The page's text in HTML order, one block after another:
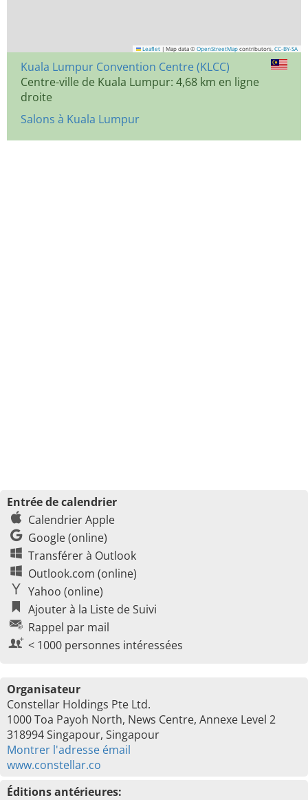
Leaflet | Map data © OpenStreetMap contributors, CC-BY-SA
Kuala Lumpur Convention Centre (KLCC)
Centre-ville de Kuala Lumpur: 4,68 km en ligne
droite
Salons à Kuala Lumpur
Entrée de calendrier
Calendrier Apple
Google (online)
Transférer à Outlook
Outlook.com (online)
Yahoo (online)
Ajouter à la Liste de Suivi
Rappel par mail
< 1000 personnes intéressées
Organisateur
Constellar Holdings Pte Ltd.
1000 Toa Payoh North, News Centre, Annexe Level 2
318994 Singapour, Singapour
Montrer l'adresse émail
www.constellar.co
Éditions antérieures: